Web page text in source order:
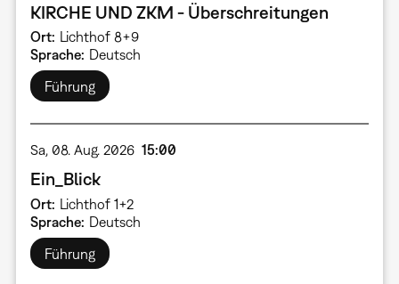
KIRCHE UND ZKM - Überschreitungen
Ort Lichthof 8+9
Sprache Deutsch
Führung
Sa, 08. Aug. 2026 15:00
Ein_Blick
Ort Lichthof 1+2
Sprache Deutsch
Führung